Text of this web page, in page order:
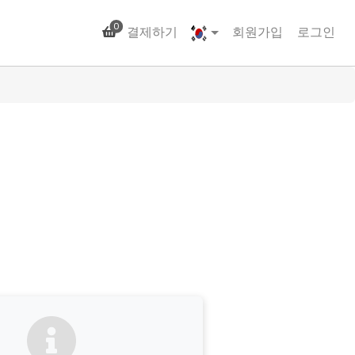
0 결제하기 회원가입 로그인